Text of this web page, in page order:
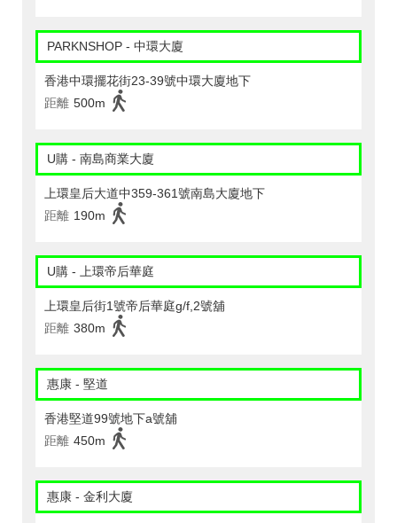
PARKNSHOP - 中環大廈
香港中環擺花街23-39號中環大廈地下
距離 500m
U購 - 南島商業大廈
上環皇后大道中359-361號南島大廈地下
距離 190m
U購 - 上環帝后華庭
上環皇后街1號帝后華庭g/f,2號舖
距離 380m
惠康 - 堅道
香港堅道99號地下a號舖
距離 450m
惠康 - 金利大廈